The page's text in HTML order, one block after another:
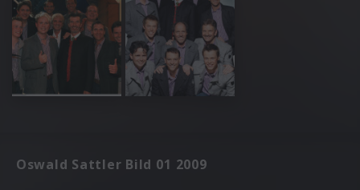
Oswald Sattler Bild 01 2009